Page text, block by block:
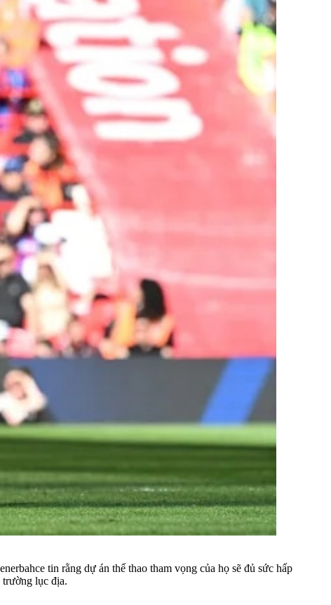
tin rằng dự án thể thao tham vọng của họ sẽ đủ sức hấp
lục địa.